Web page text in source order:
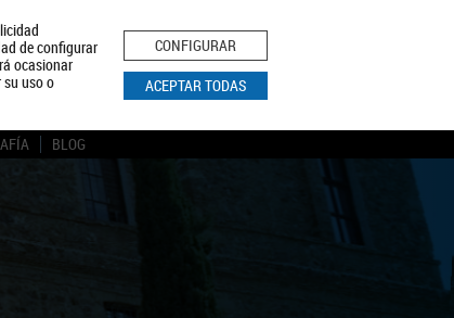
de configurar
ocasionar
su uso o
CONFIGURAR
ACEPTAR TODAS
Aviso Legal Política de Cookies
BUSCAR
BLOG